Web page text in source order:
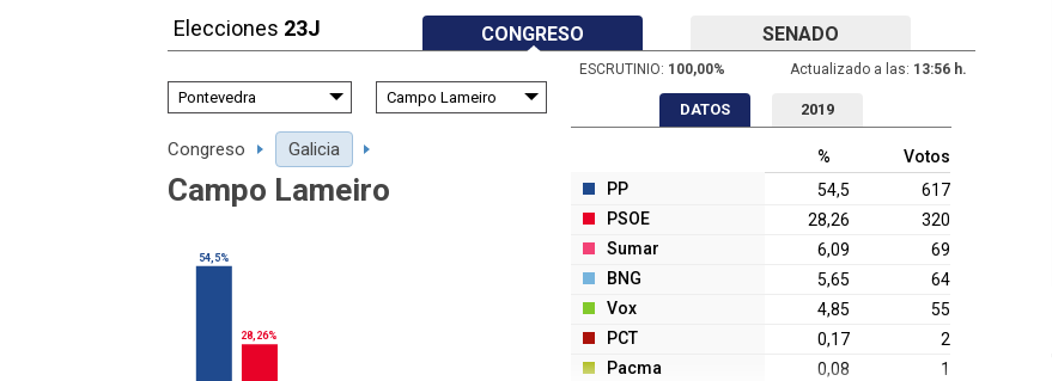
Elecciones 23J CONGRESO SENADO
ESCRUTINIO: 100,00% Actualizado a las: 13:56 h.
Congreso Galicia
Campo Lameiro
54,5%
28,26%
DATOS 2019
%
Votos
PP
54,5
617
PSOE
28,26
320
Sumar
6,09
69
BNG
5,65
64
Vox
4,85
55
PCT
0,17
2
Pacma
0,08 1